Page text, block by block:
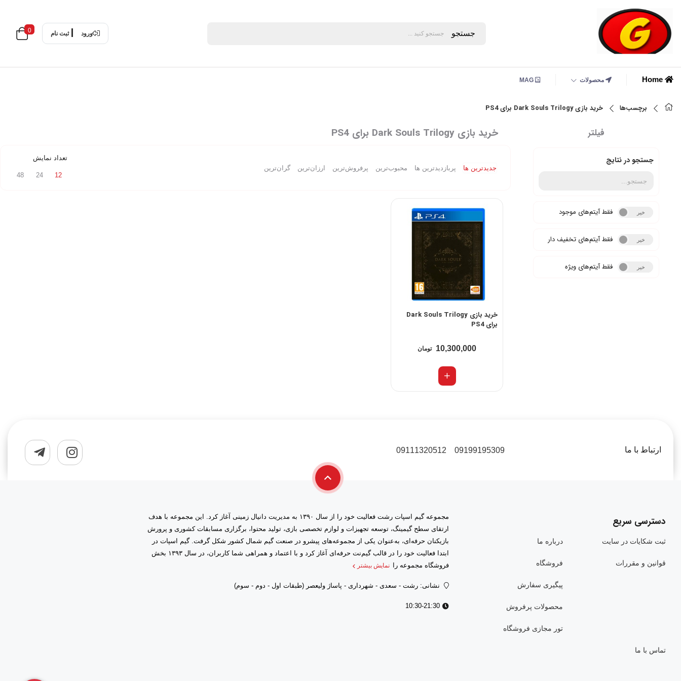
جستجو ورود ثبت نام 0
محصولات
برچسب‌ها خرید بازی Dark Souls Trilogy برای PS4
فیلتر
جستجو در نتایج
بله خیر فقط آیتم‌های موجود
بله خیر فقط آیتم‌های تخفیف دار
بله خیر فقط آیتم‌های ویژه
خرید بازی Dark Souls Trilogy برای PS4
جدیدترین ها پربازدیدترین ها محبوب‌‌ترین پرفروش‌ترین ارزان‌ترین گران‌ترین
تعداد نمایش
12
24
48
خرید بازی Dark Souls Trilogy
برای PS4
10,300,000 تومان
ارتباط با ما 09199195309
09111320512
دسترسی سریع
ثبت شکایات در سایت درباره ما
قوانین و مقررات فروشگاه
پیگیری سفارش
محصولات پرفروش
تور مجازی فروشگاه
تماس با ما
مجموعه گیم اسپات رشت فعالیت خود را از سال ۱۳۹۰ به مدیریت دانیال زمینی آغاز کرد. این مجموعه با هدف
ارتقای سطح گیمینگ، توسعه تجهیزات و لوازم تخصصی بازی، تولید محتوا، برگزاری مسابقات کشوری و پرورش
بازیکنان حرفه‌ای، به‌عنوان یکی از مجموعه‌های پیشرو در صنعت گیم شمال کشور شکل گرفت. گیم اسپات در
ابتدا فعالیت خود را در قالب گیم‌نت حرفه‌ای آغاز کرد و با اعتماد و همراهی شما کاربران، در سال ۱۳۹۳ بخش
فروشگاه مجموعه را نمایش بیشتر
نشانی: رشت - سعدى - شهرداری - پاساژ ولیعصر (طبقات اول - دوم - سوم)
10:30-21:30